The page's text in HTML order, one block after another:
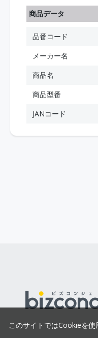
商品データ
品番コード
メーカー名
商品名
商品型番
JANコード
このサイトではCookieを